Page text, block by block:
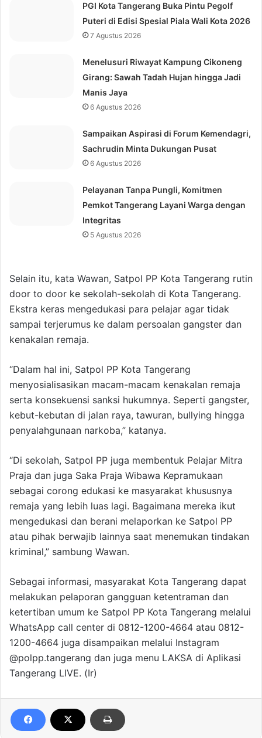
PGI Kota Tangerang Buka Pintu Pegolf
Puteri di Edisi Spesial Piala Wali Kota 2026
7 Agustus 2026
Menelusuri Riwayat Kampung Cikoneng
Girang: Sawah Tadah Hujan hingga Jadi
Manis Jaya
6 Agustus 2026
Sampaikan Aspirasi di Forum Kemendagri,
Sachrudin Minta Dukungan Pusat
6 Agustus 2026
Pelayanan Tanpa Pungli, Komitmen
Pemkot Tangerang Layani Warga dengan
Integritas
5 Agustus 2026
Selain itu, kata Wawan, Satpol PP Kota Tangerang rutin
door to door ke sekolah-sekolah di Kota Tangerang.
Ekstra keras mengedukasi para pelajar agar tidak
sampai terjerumus ke dalam persoalan gangster dan
kenakalan remaja.
“Dalam hal ini, Satpol PP Kota Tangerang
menyosialisasikan macam-macam kenakalan remaja
serta konsekuensi sanksi hukumnya. Seperti gangster,
kebut-kebutan di jalan raya, tawuran, bullying hingga
penyalahgunaan narkoba,” katanya.
“Di sekolah, Satpol PP juga membentuk Pelajar Mitra
Praja dan juga Saka Praja Wibawa Kepramukaan
sebagai corong edukasi ke masyarakat khususnya
remaja yang lebih luas lagi. Bagaimana mereka ikut
mengedukasi dan berani melaporkan ke Satpol PP
atau pihak berwajib lainnya saat menemukan tindakan
kriminal,” sambung Wawan.
Sebagai informasi, masyarakat Kota Tangerang dapat
melakukan pelaporan gangguan ketentraman dan
ketertiban umum ke Satpol PP Kota Tangerang melalui
WhatsApp call center di 0812-1200-4664 atau 0812-
1200-4664 juga disampaikan melalui Instagram
@polpp.tangerang dan juga menu LAKSA di Aplikasi
Tangerang LIVE. (Ir)